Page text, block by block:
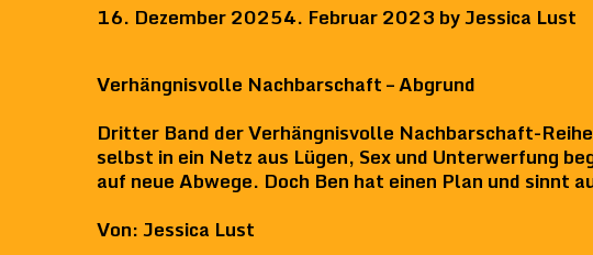
16. Dezember 20254. Februar 2023 byJessica Lust
Verhängnisvolle Nachbarschaft – Abgrund
Dritter Band der Verhängnisvolle Nachbarschaft-
selbst in ein Netz aus Lügen, Sex und Unterwerfung
auf neue Abwege. Doch Ben hat einen Plan und sinnt
Von: Jessica Lust